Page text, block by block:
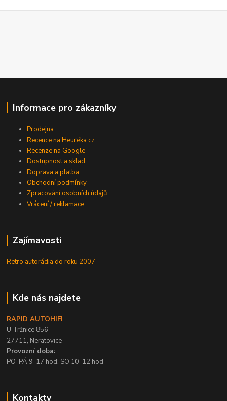
Informace pro zákazníky
Prodejna
Recence na Heuréka.cz
Recenze na Google
Dostupnost a sklad
Doprava a platba
Obchodní podmínky
Zpracování osobních údajů
Vrácení / reklamace
Zajímavosti
Retro autorádia do roku 2007
Kde nás najdete
RAPID AUTOHIFI
U Tržnice 856
27711, Neratovice
Provozní doba:
PO-PÁ 9-17 hod, SO 10-12 hod
Kontakty